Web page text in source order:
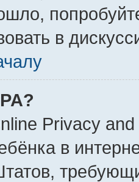
в
Privacy
в